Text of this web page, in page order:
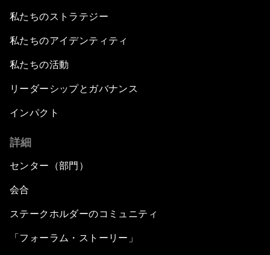
私たちのストラテジー
私たちのアイデンティティ
私たちの活動
リーダーシップとガバナンス
インパクト
詳細
センター（部門）
会合
ステークホルダーのコミュニティ
「フォーラム・ストーリー」